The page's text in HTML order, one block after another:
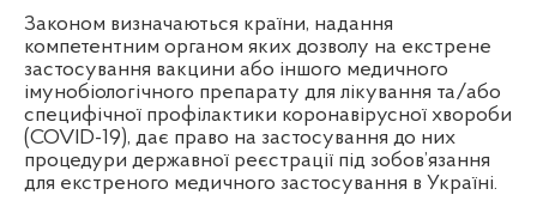
Законом визначаються країни, надання
компетентним органом яких дозволу на екстрене
застосування вакцини або іншого медичного
імунобіологічного препарату для лікування та/або
специфічної профілактики коронавірусної хвороби
(COVID-19), дає право на застосування до них
процедури державної реєстрації під зобов’язання
для екстреного медичного застосування в Україні.